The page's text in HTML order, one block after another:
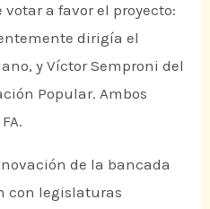
a favor el proyecto:
dirigía el
y Víctor Semproni del
Popular. Ambos
de la bancada
con legislaturas